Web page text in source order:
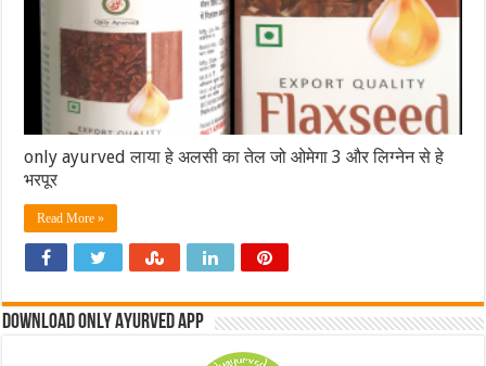
only ayurved लाया हे अलसी का तेल जो ओमेगा 3 और लिग्नेन से हे
भरपूर
Read More »
Download Only Ayurved App